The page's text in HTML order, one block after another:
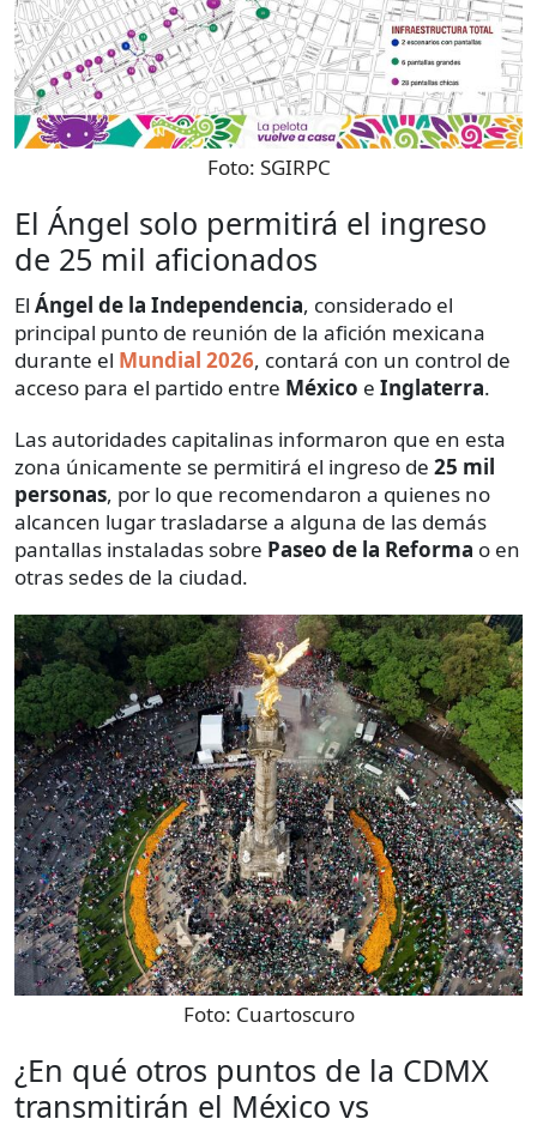
Foto: SGIRPC
El Ángel solo permitirá el ingreso
de 25 mil aficionados
El Ángel de la Independencia, considerado el
principal punto de reunión de la afición mexicana
durante el Mundial 2026, contará con un control de
acceso para el partido entre México e Inglaterra.
Las autoridades capitalinas informaron que en esta
zona únicamente se permitirá el ingreso de 25 mil
personas, por lo que recomendaron a quienes no
alcancen lugar trasladarse a alguna de las demás
pantallas instaladas sobre Paseo de la Reforma o en
otras sedes de la ciudad.
Foto: Cuartoscuro
¿En qué otros puntos de la CDMX
transmitirán el México vs